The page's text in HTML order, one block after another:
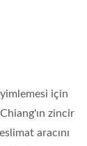
için
zincir
aracını